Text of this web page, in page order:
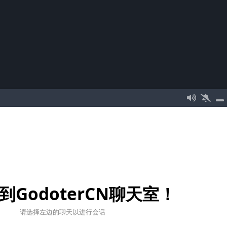
GodoterCN聊天室！
请选择左边的聊天以进行会话